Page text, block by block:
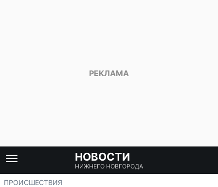
НОВОСТИ
НИЖНЕГО НОВГОРОДА
ПРОИСШЕСТВИЯ